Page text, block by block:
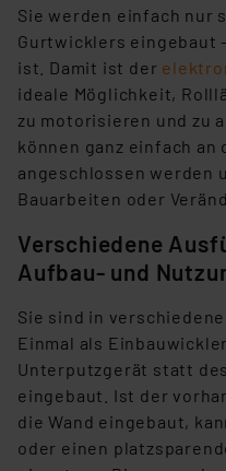
Sie werden einfach nur
Gurtwicklers eingebaut
ist. Damit ist der
ideale Möglichkeit,
zu motorisieren und zu
können ganz einfach an
angeschlossen werden
Bauarbeiten oder
Verschiedene
Aufbau- und
Sie sind in
Einmal als
Unterputzgerät statt
eingebaut. Ist der
die Wand eingebaut,
oder einen